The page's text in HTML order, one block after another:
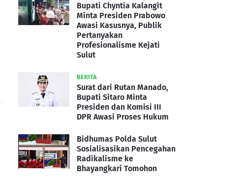
Bupati Chyntia Kalangit
Minta Presiden Prabowo
Awasi Kasusnya, Publik
Pertanyakan
Profesionalisme Kejati
Sulut
BERITA
Surat dari Rutan Manado,
Bupati Sitaro Minta
Presiden dan Komisi III
DPR Awasi Proses Hukum
Bidhumas Polda Sulut
Sosialisasikan Pencegahan
Radikalisme ke
Bhayangkari Tomohon